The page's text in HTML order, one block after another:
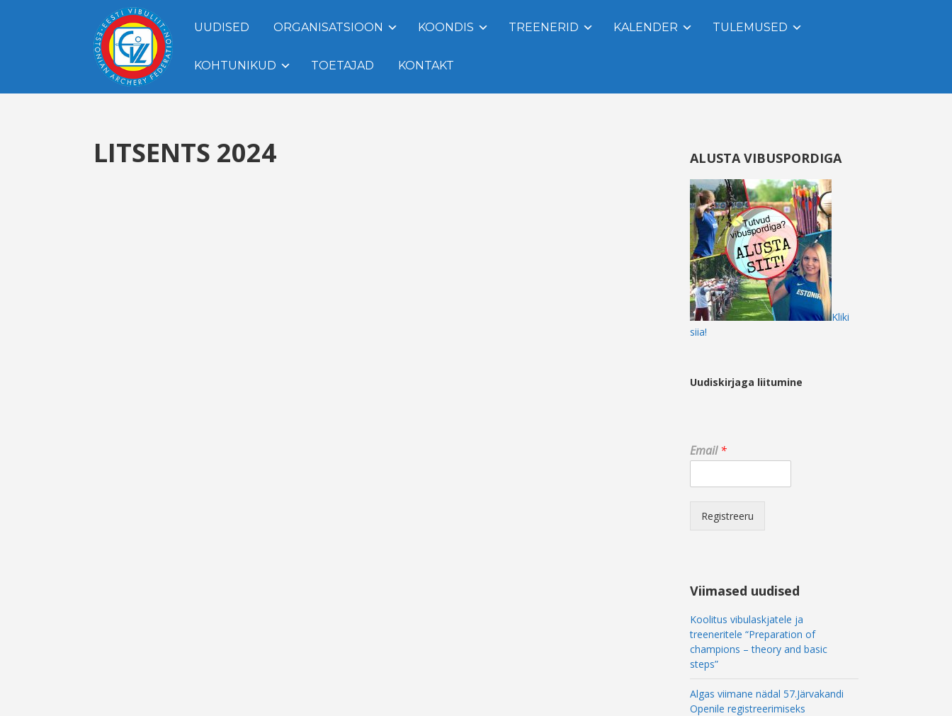
UUDISED ORGANISATSIOON KOONDIS TREENERID KALENDER TULEMUSED
KOHTUNIKUD TOETAJAD KONTAKT
LITSENTS 2024 ALUSTA VIBUSPORDIGA
Kliki
siia!
Uudiskirjaga liitumine
*
E
a
Email*
Registreeru
Viimased uudised
Koolitus vibulaskjatele ja
treeneritele “Preparation of
champions – theory and basic
steps”
Algas viimane nädal 57.Järvakandi
Openile registreerimiseks